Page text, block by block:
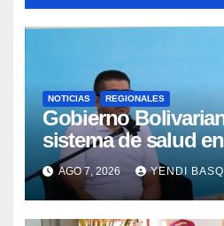
NOTICIAS REGIONALES
Gobierno
sistema de salud
la reinauguración
AGO 7, 2026 YENDI